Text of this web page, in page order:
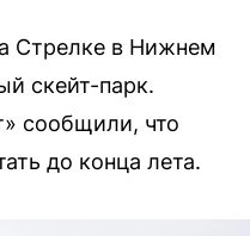
Стрелке в Нижнем
скейт-парк.
сообщили, что
до конца лета.